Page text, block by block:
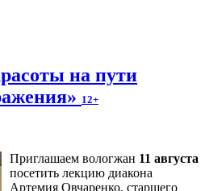
на пути
12+
Приглашаем вологжан 11 августа
посетить лекцию диакона
Артемия Овчаренко, старшего